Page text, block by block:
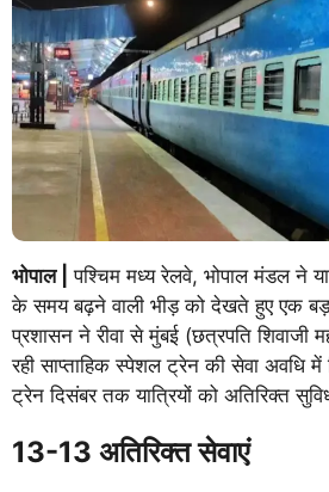
भोपाल |
पश्चिम मध्य रेलवे, भोपाल मंडल ने
के समय बढ़ने वाली भीड़ को देखते हुए एक
प्रशासन ने रीवा से मुंबई (छत्रपति शिवाजी
रही साप्ताहिक स्पेशल ट्रेन की सेवा अवधि
ट्रेन दिसंबर तक यात्रियों को अतिरिक्त
13-13 अतिरिक्त सेवाएं